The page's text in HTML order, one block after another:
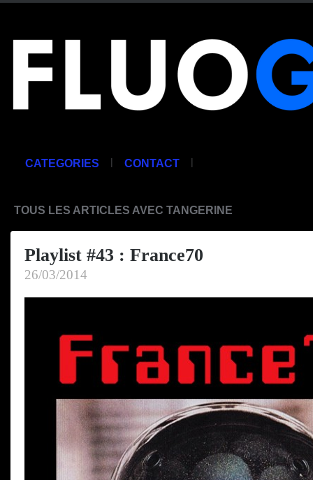
CATEGORIES | CONTACT |
TOUS LES ARTICLES AVEC TANGERINE
Playlist #43 : France70
26/03/2014